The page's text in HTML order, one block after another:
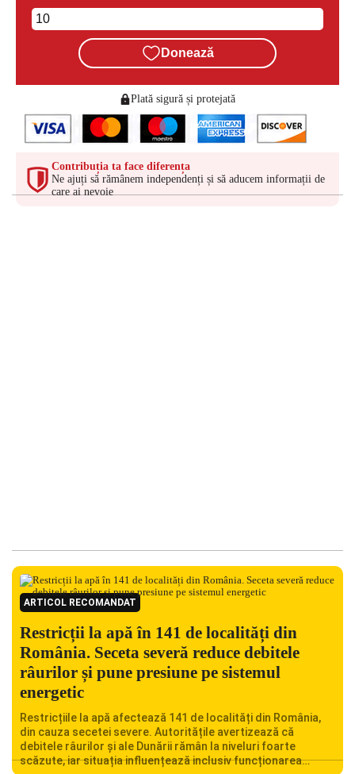
Donează
Plată sigură și protejată
Contribuția ta face diferența
Ne ajuți să rămânem independenți și să aducem informații de
care ai nevoie
ARTICOL RECOMANDAT
Restricții la apă în 141 de localități din
România. Seceta severă reduce debitele
râurilor și pune presiune pe sistemul
energetic
Restricțiile la apă afectează 141 de localități din România,
din cauza secetei severe. Autoritățile avertizează că
debitele râurilor și ale Dunării rămân la niveluri foarte
scăzute, iar situația influențează inclusiv funcționarea